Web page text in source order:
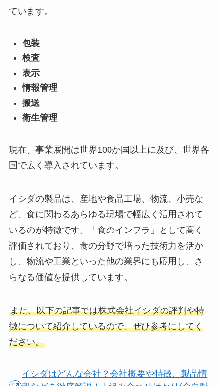
ています。
包装
検査
表示
情報管理
搬送
衛生管理
現在、事業展開は世界100か国以上に及び、世界各
国で広く導入されています。
イシダの製品は、産地や食品工場、物流、小売な
ど、食に関わるあらゆる現場で幅広く活用されて
いるのが特徴です。「食のインフラ」として高く
評価されており、食の分野で培った技術力を活か
し、物流や工業といった他の業界にも応用し、さ
らなる価値を提供しています。
また、以下の記事では株式会社イシダの評判や特
徴について紹介しているので、ぜひ参考にしてく
ださい。
イシダはどんな会社？会社概要や特徴、製品情